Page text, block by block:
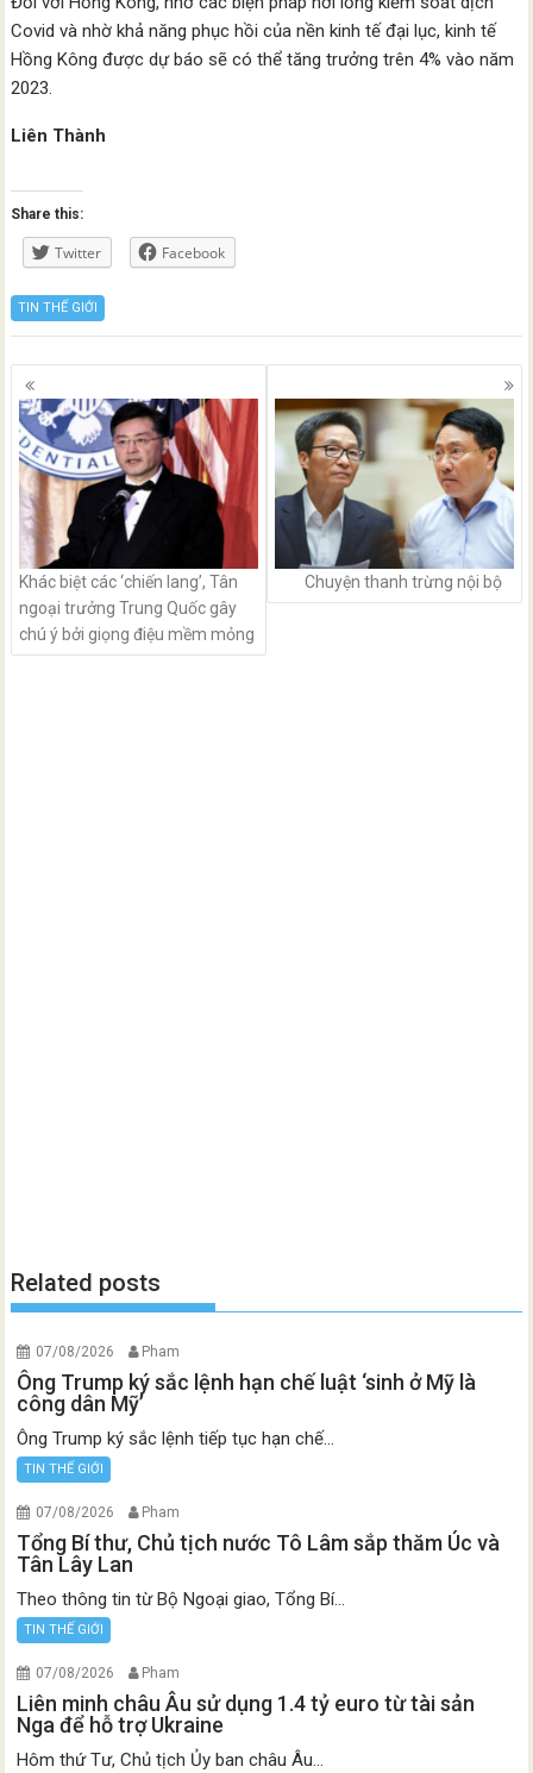
Covid và nhờ khả năng phục hồi của nền kinh tế đại lục, kinh tế
Hồng Kông được dự báo sẽ có thể tăng trưởng trên 4% vào năm
2023.
Liên Thành
Share this:
Twitter Facebook
TIN THẾ GIỚI
Posts
navigation
Khác biệt các ‘chiến lang’, Tân
ngoại trưởng Trung Quốc gây
chú ý bởi giọng điệu mềm mỏng
Chuyện thanh trừng nội bộ
Related posts
07/08/2026 Pham
Ông Trump ký sắc lệnh hạn chế luật ‘sinh ở Mỹ là
công dân Mỹ’
Ông Trump ký sắc lệnh tiếp tục hạn chế...
TIN THẾ GIỚI
07/08/2026 Pham
Tổng Bí thư, Chủ tịch nước Tô Lâm sắp thăm Úc và
Tân Lây Lan
Theo thông tin từ Bộ Ngoại giao, Tổng Bí...
TIN THẾ GIỚI
07/08/2026 Pham
Liên minh châu Âu sử dụng 1.4 tỷ euro từ tài sản
Nga để hỗ trợ Ukraine
Hôm thứ Tư, Chủ tịch Ủy ban châu Âu...